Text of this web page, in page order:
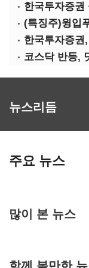
한국투자증
코스닥 반등,
뉴스리듬
주요 뉴스
많이 본 뉴스